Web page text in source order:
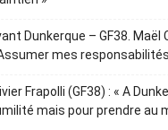
Dunkerque – GF38. Maël
mes
Frapolli (GF38) : « A
mais pour prendre au